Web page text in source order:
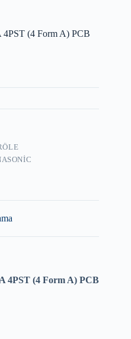
(4 Form A) PCB
4PST (4 Form A) PCB